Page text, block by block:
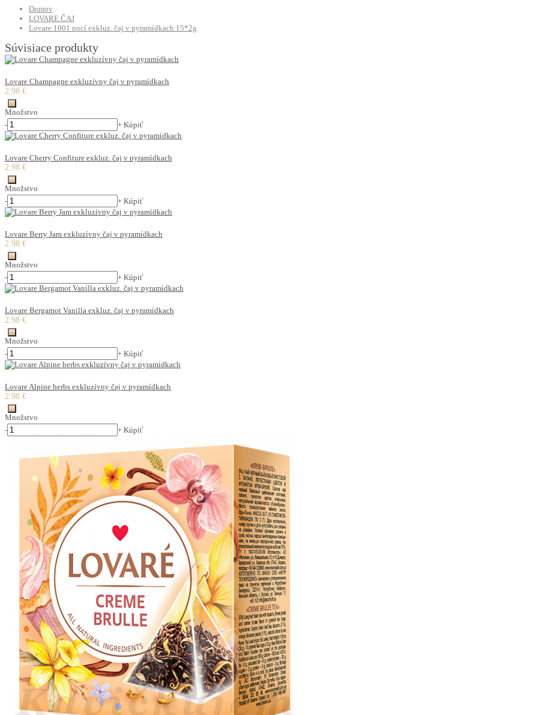
Domov
LOVARE ČAJ
Lovare 1001 nocí exkluz. čaj v pyramídkach 15*2g
Súvisiace produkty
Lovare Champagne exkluzívny čaj v pyramídkach
2.98 €
Množstvo
-
+ Kúpiť
Lovare Cherry Confiture exkluz. čaj v pyramídkach
2.98 €
Množstvo
-
+ Kúpiť
Lovare Berry Jam exkluzívny čaj v pyramídkach
2.98 €
Množstvo
-
+ Kúpiť
Lovare Bergamot Vanilla exkluz. čaj v pyramídkach
2.98 €
Množstvo
-
+ Kúpiť
Lovare Alpine herbs exkluzívny čaj v pyramídkach
2.98 €
Množstvo
-
+ Kúpiť